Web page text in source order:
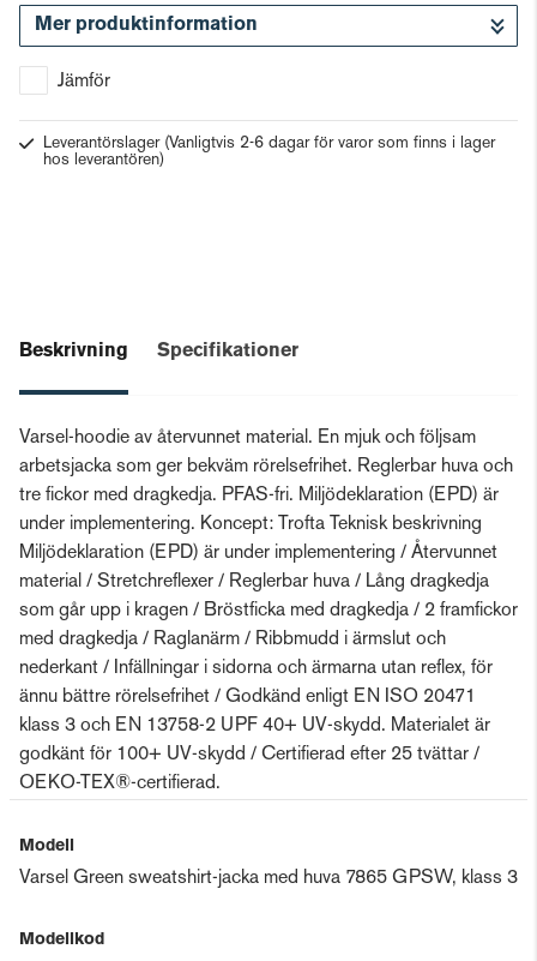
Mer produktinformation
Jämför
Leverantörslager (Vanligtvis 2-6 dagar för varor som finns i lager
hos leverantören)
Beskrivning Specifikationer
Varsel-hoodie av återvunnet material. En mjuk och följsam
arbetsjacka som ger bekväm rörelsefrihet. Reglerbar huva och
tre fickor med dragkedja. PFAS-fri. Miljödeklaration (EPD) är
under implementering. Koncept: Trofta Teknisk beskrivning
Miljödeklaration (EPD) är under implementering / Återvunnet
material / Stretchreflexer / Reglerbar huva / Lång dragkedja
som går upp i kragen / Bröstficka med dragkedja / 2 framfickor
med dragkedja / Raglanärm / Ribbmudd i ärmslut och
nederkant / Infällningar i sidorna och ärmarna utan reflex, för
ännu bättre rörelsefrihet / Godkänd enligt EN ISO 20471
klass 3 och EN 13758-2 UPF 40+ UV-skydd. Materialet är
godkänt för 100+ UV-skydd / Certifierad efter 25 tvättar /
OEKO-TEX®-certifierad.
Modell
Varsel Green sweatshirt-jacka med huva 7865 GPSW, klass 3
Modellkod